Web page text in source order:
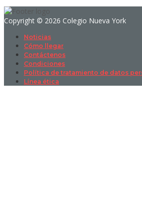
Copyright © 2026 Colegio Nueva York
Noticias
Cómo llegar
Contáctenos
Condiciones
Política de tratamiento de datos
Línea ética